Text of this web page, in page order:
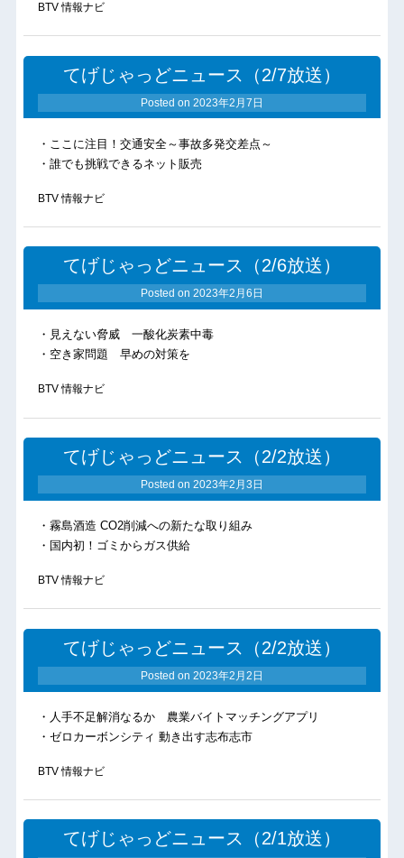
BTV 情報ナビ
てげじゃっどニュース（2/7放送）
Posted on 2023年2月7日
・ここに注目！交通安全～事故多発交差点～
・誰でも挑戦できるネット販売
BTV 情報ナビ
てげじゃっどニュース（2/6放送）
Posted on 2023年2月6日
・見えない脅威 一酸化炭素中毒
・空き家問題 早めの対策を
BTV 情報ナビ
てげじゃっどニュース（2/2放送）
Posted on 2023年2月3日
・霧島酒造 CO2削減への新たな取り組み
・国内初！ゴミからガス供給
BTV 情報ナビ
てげじゃっどニュース（2/2放送）
Posted on 2023年2月2日
・人手不足解消なるか 農業バイトマッチングアプリ
・ゼロカーボンシティ 動き出す志布志市
BTV 情報ナビ
てげじゃっどニュース（2/1放送）